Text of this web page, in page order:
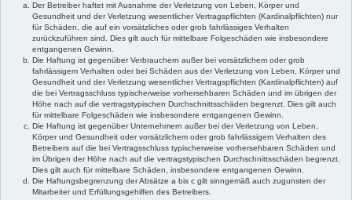
Der Betreiber haftet mit Ausnahme der Verletzung von Leben, Körper und
Gesundheit und der Verletzung wesentlicher Vertragspflichten (Kardinalpflichten) nur
für Schäden, die auf ein vorsätzliches oder grob fahrlässiges Verhalten
zurückzuführen sind. Dies gilt auch für mittelbare Folgeschäden wie insbesondere
entgangenen Gewinn.
Die Haftung ist gegenüber Verbrauchern außer bei vorsätzlichem oder grob
fahrlässigem Verhalten oder bei Schäden aus der Verletzung von Leben, Körper und
Gesundheit und der Verletzung wesentlicher Vertragspflichten (Kardinalpflichten) auf
die bei Vertragsschluss typischerweise vorhersehbaren Schäden und im übrigen der
Höhe nach auf die vertragstypischen Durchschnittsschäden begrenzt. Dies gilt auch
für mittelbare Folgeschäden wie insbesondere entgangenen Gewinn.
Die Haftung ist gegenüber Unternehmern außer bei der Verletzung von Leben,
Körper und Gesundheit oder vorsätzlichem oder grob fahrlässigem Verhalten des
Betreibers auf die bei Vertragsschluss typischerweise vorhersehbaren Schäden und
im Übrigen der Höhe nach auf die vertragstypischen Durchschnittsschäden begrenzt.
Dies gilt auch für mittelbare Schäden, insbesondere entgangenen Gewinn.
Die Haftungsbegrenzung der Absätze a bis c gilt sinngemäß auch zugunsten der
Mitarbeiter und Erfüllungsgehilfen des Betreibers.